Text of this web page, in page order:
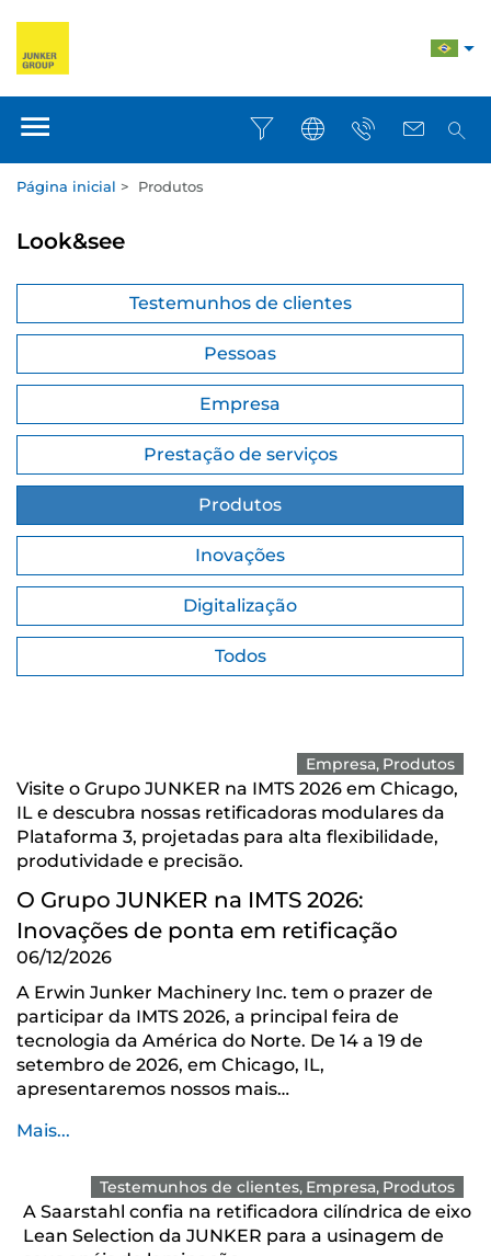
Página inicial > Produtos
Look&see
Testemunhos de clientes
Pessoas
Empresa
Prestação de serviços
Produtos
Inovações
Digitalização
Todos
Empresa Produtos
Visite o Grupo JUNKER na IMTS 2026 em Chicago,
IL e descubra nossas retificadoras modulares da
Plataforma 3, projetadas para alta flexibilidade,
produtividade e precisão.
O Grupo JUNKER na IMTS 2026:
Inovações de ponta em retificação
06/12/2026
A Erwin Junker Machinery Inc. tem o prazer de
participar da IMTS 2026, a principal feira de
tecnologia da América do Norte. De 14 a 19 de
setembro de 2026, em Chicago, IL,
apresentaremos nossos mais…
Mais...
Testemunhos de clientes Empresa Produtos
A Saarstahl confia na retificadora cilíndrica de eixo
Lean Selection da JUNKER para a usinagem de